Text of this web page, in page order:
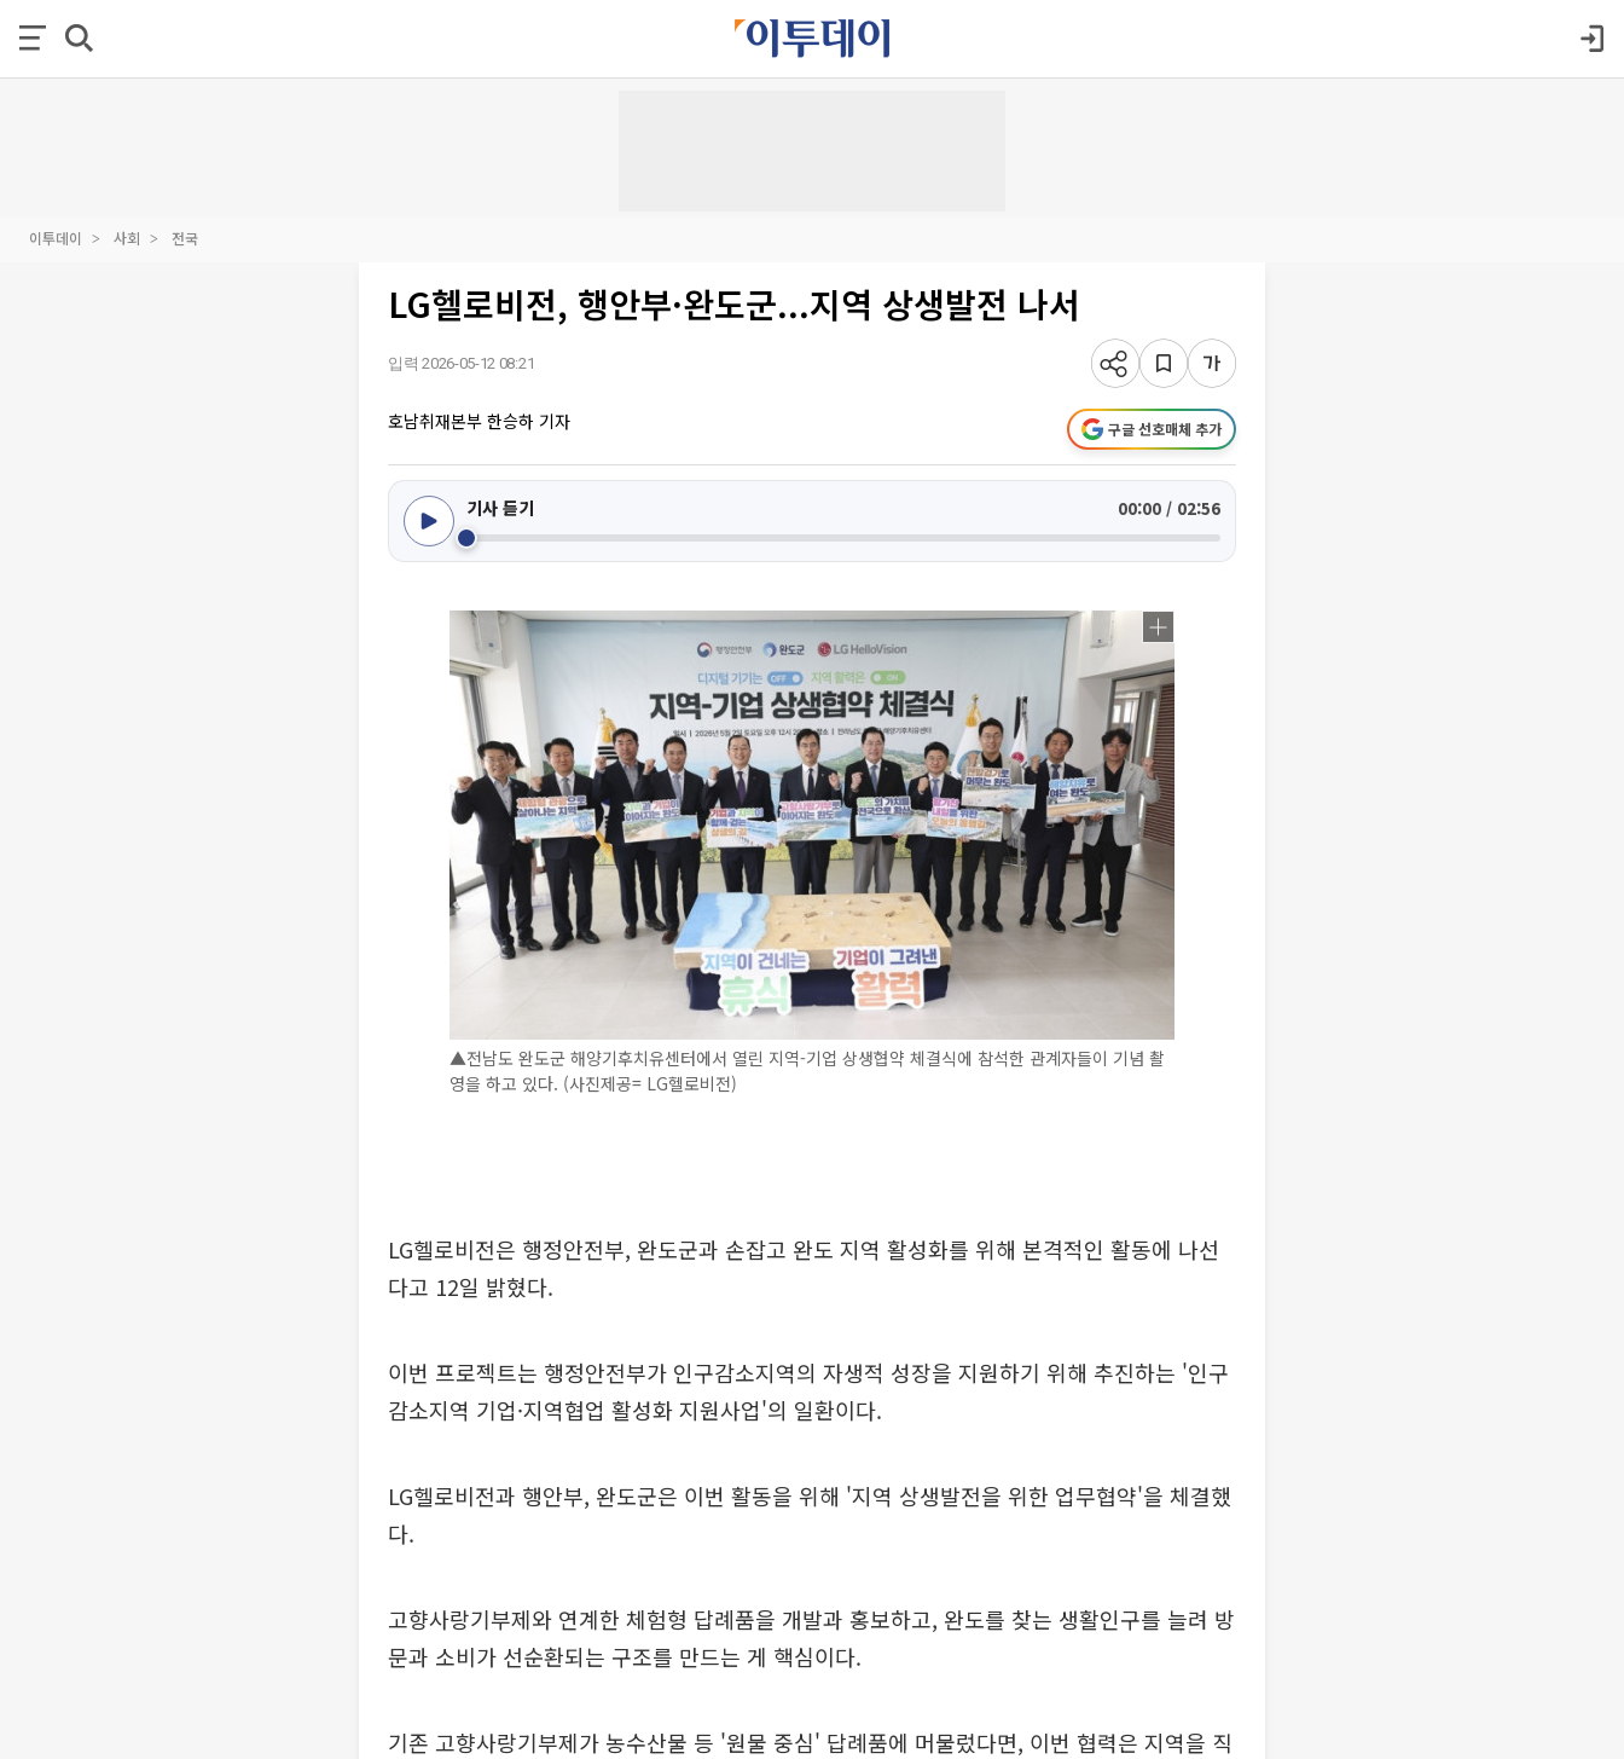
이투데이 사회 전국
LG헬로비전, 행안부·완도군...지역 상생발전 나서
입력 2026-05-12 08:21
호남취재본부 한승하 기자 구글 선호매체 추가
기사 듣기 00:00 / 02:56
▲전남도 완도군 해양기후치유센터에서 열린 지역-기업 상생협약 체결식에 참석한 관계자들이 기념 촬
영을 하고 있다. (사진제공= LG헬로비전)
LG헬로비전은 행정안전부, 완도군과 손잡고 완도 지역 활성화를 위해 본격적인 활동에 나선
다고 12일 밝혔다.
이번 프로젝트는 행정안전부가 인구감소지역의 자생적 성장을 지원하기 위해 추진하는 '인구
감소지역 기업·지역협업 활성화 지원사업'의 일환이다.
LG헬로비전과 행안부, 완도군은 이번 활동을 위해 '지역 상생발전을 위한 업무협약'을 체결했
다.
고향사랑기부제와 연계한 체험형 답례품을 개발과 홍보하고, 완도를 찾는 생활인구를 늘려 방
문과 소비가 선순환되는 구조를 만드는 게 핵심이다.
기존 고향사랑기부제가 농수산물 등 '원물 중심' 답례품에 머물렀다면, 이번 협력은 지역을 직